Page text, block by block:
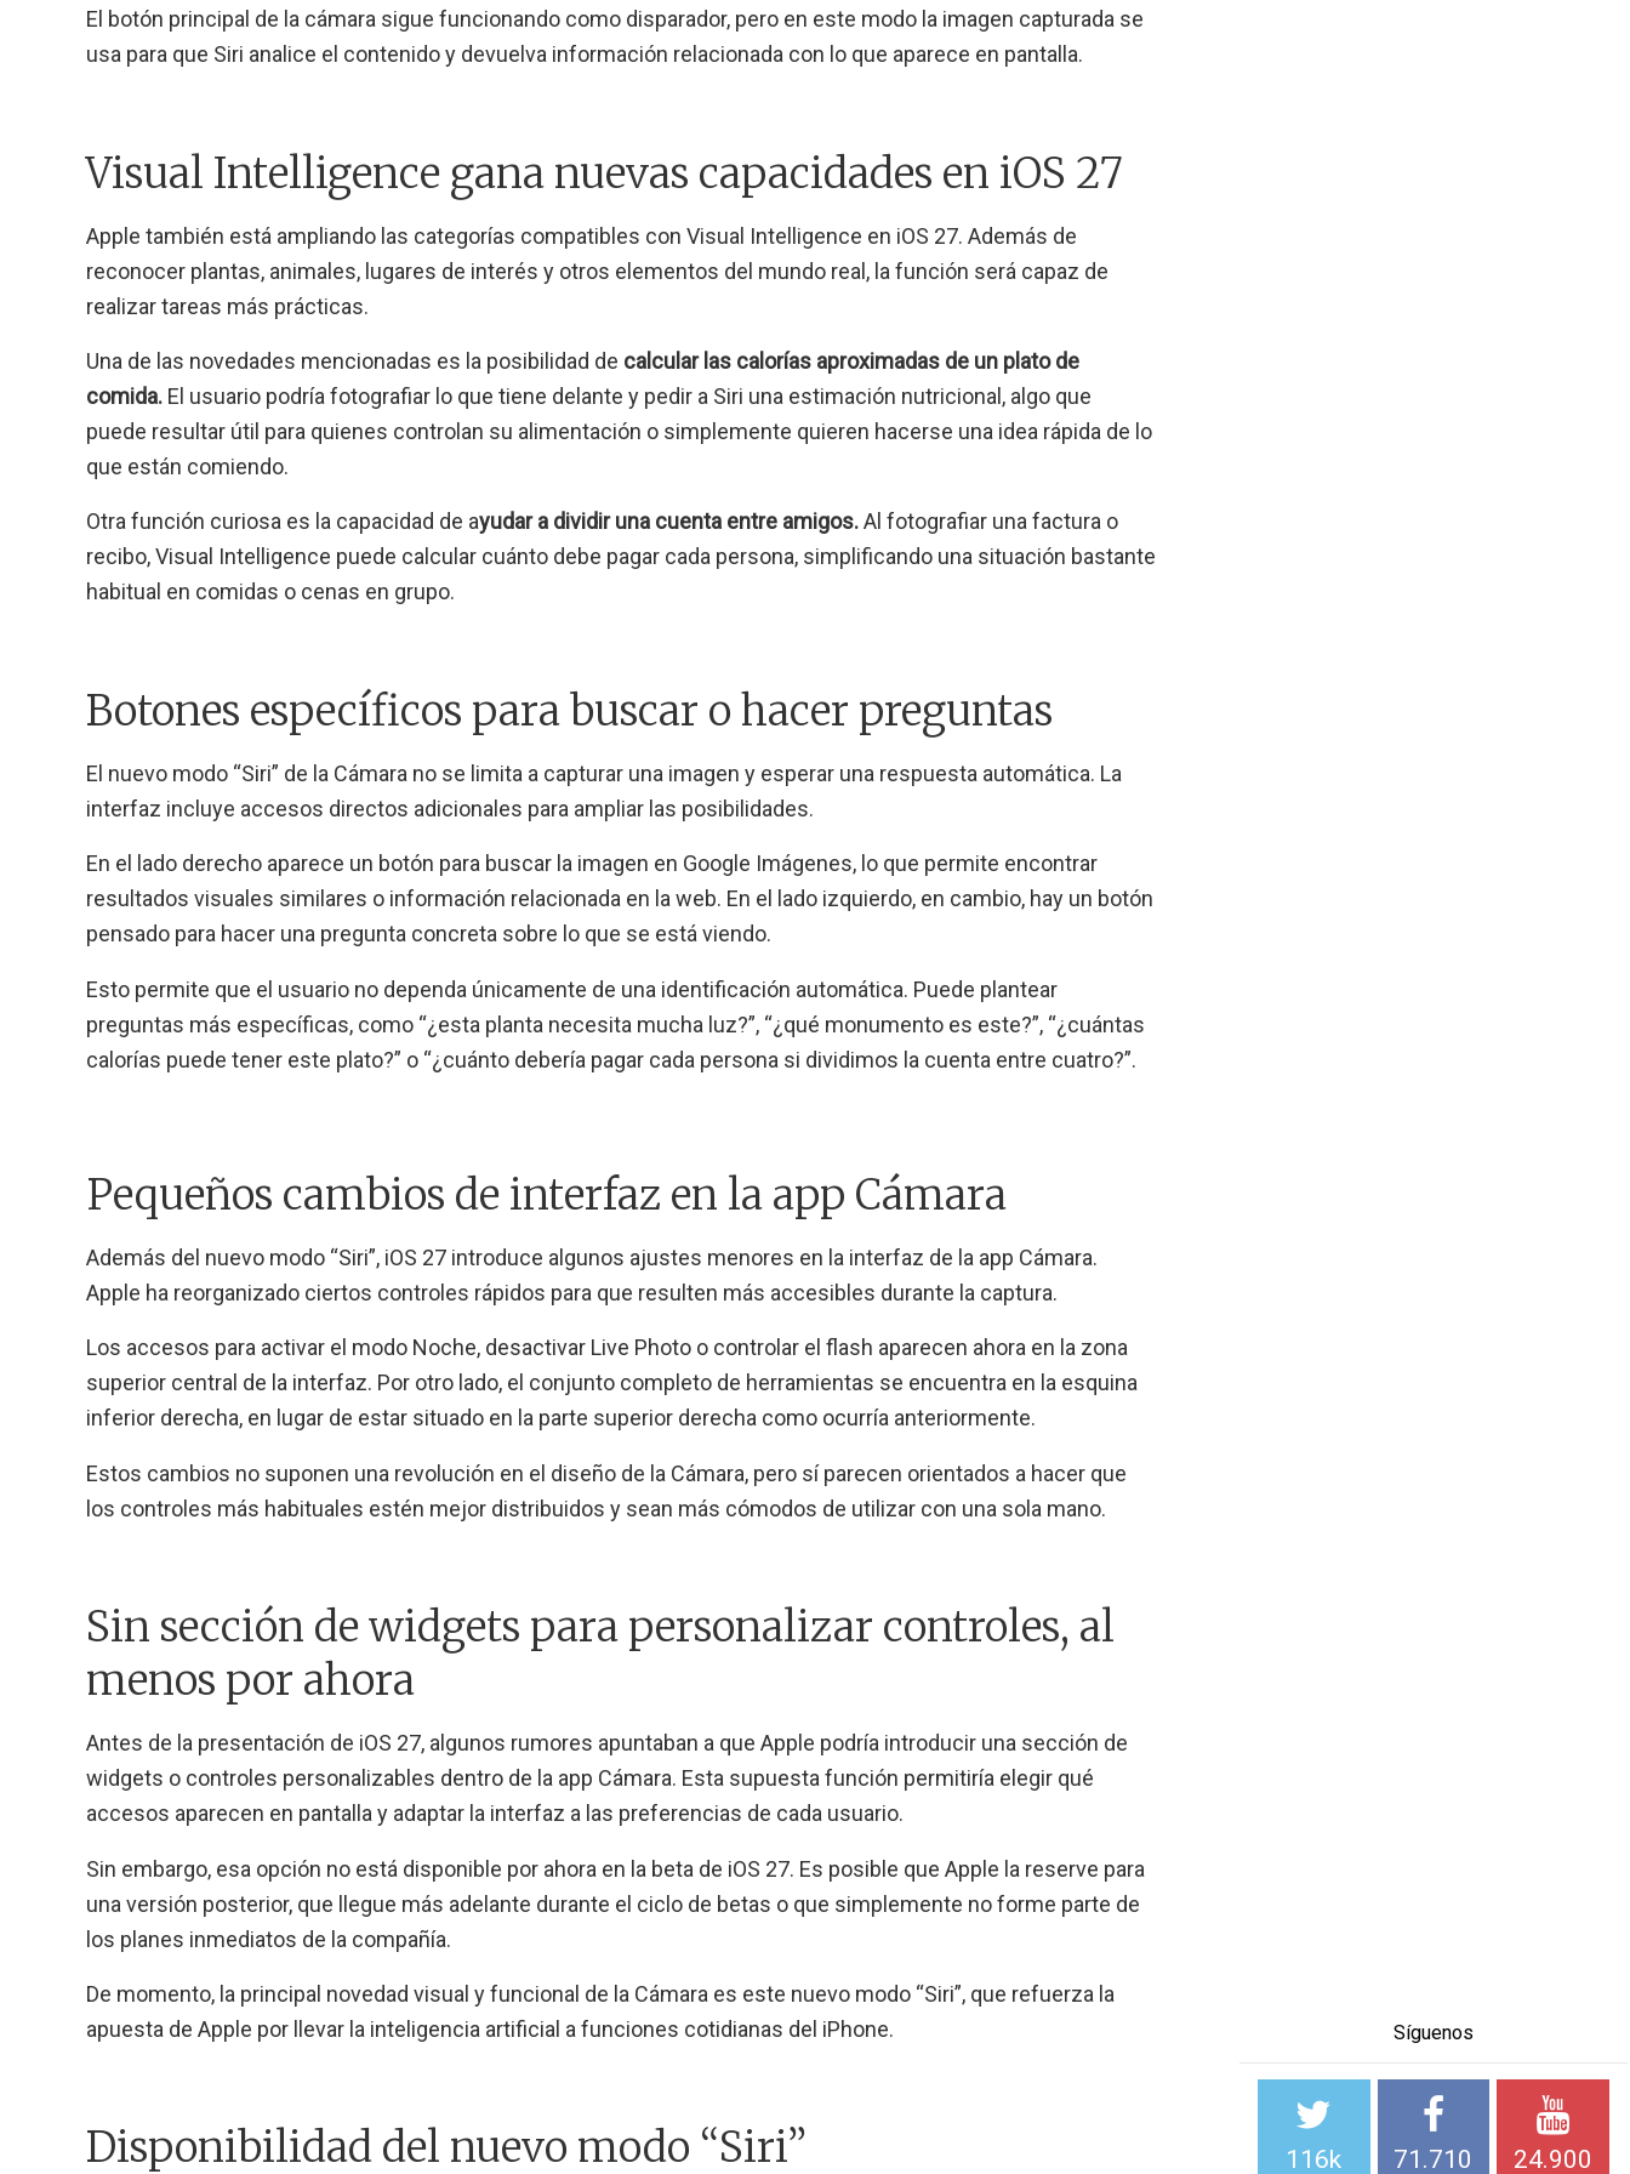
El botón principal de la cámara sigue funcionando como disparador, pero en este modo la imagen capturada se
usa para que Siri analice el contenido y devuelva información relacionada con lo que aparece en pantalla.
Visual Intelligence gana nuevas capacidades en iOS 27
Apple también está ampliando las categorías compatibles con Visual Intelligence en iOS 27. Además de
reconocer plantas, animales, lugares de interés y otros elementos del mundo real, la función será capaz de
realizar tareas más prácticas.
Una de las novedades mencionadas es la posibilidad de calcular las calorías aproximadas de un plato de
comida. El usuario podría fotografiar lo que tiene delante y pedir a Siri una estimación nutricional, algo que
puede resultar útil para quienes controlan su alimentación o simplemente quieren hacerse una idea rápida de lo
que están comiendo.
Otra función curiosa es la capacidad de ayudar a dividir una cuenta entre amigos.Al fotografiar una factura o
recibo, Visual Intelligence puede calcular cuánto debe pagar cada persona, simplificando una situación bastante
habitual en comidas o cenas en grupo.
Botones específicos para buscar o hacer preguntas
El nuevo modo “Siri” de la Cámara no se limita a capturar una imagen y esperar una respuesta automática. La
interfaz incluye accesos directos adicionales para ampliar las posibilidades.
En el lado derecho aparece un botón para buscar la imagen en Google Imágenes, lo que permite encontrar
resultados visuales similares o información relacionada en la web. En el lado izquierdo, en cambio, hay un botón
pensado para hacer una pregunta concreta sobre lo que se está viendo.
Esto permite que el usuario no dependa únicamente de una identificación automática. Puede plantear
preguntas más específicas, como “¿esta planta necesita mucha luz?”, “¿qué monumento es este?”, “¿cuántas
calorías puede tener este plato?” o “¿cuánto debería pagar cada persona si dividimos la cuenta entre cuatro?”.
Pequeños cambios de interfaz en la app Cámara
Además del nuevo modo “Siri”, iOS 27 introduce algunos ajustes menores en la interfaz de la app Cámara.
Apple ha reorganizado ciertos controles rápidos para que resulten más accesibles durante la captura.
Los accesos para activar el modo Noche, desactivar Live Photo o controlar el flash aparecen ahora en la zona
superior central de la interfaz. Por otro lado, el conjunto completo de herramientas se encuentra en la esquina
inferior derecha, en lugar de estar situado en la parte superior derecha como ocurría anteriormente.
Estos cambios no suponen una revolución en el diseño de la Cámara, pero sí parecen orientados a hacer que
los controles más habituales estén mejor distribuidos y sean más cómodos de utilizar con una sola mano.
Sin sección de widgets para personalizar controles, al
menos por ahora
Antes de la presentación de iOS 27, algunos rumores apuntaban a que Apple podría introducir una sección de
widgets o controles personalizables dentro de la app Cámara. Esta supuesta función permitiría elegir qué
accesos aparecen en pantalla y adaptar la interfaz a las preferencias de cada usuario.
Sin embargo, esa opción no está disponible por ahora en la beta de iOS 27. Es posible que Apple la reserve para
una versión posterior, que llegue más adelante durante el ciclo de betas o que simplemente no forme parte de
los planes inmediatos de la compañía.
De momento, la principal novedad visual y funcional de la Cámara es este nuevo modo “Siri”, que refuerza la
apuesta de Apple por llevar la inteligencia artificial a funciones cotidianas del iPhone.
Disponibilidad del nuevo modo “Siri”
Síguenos
116k 71.710 24.900